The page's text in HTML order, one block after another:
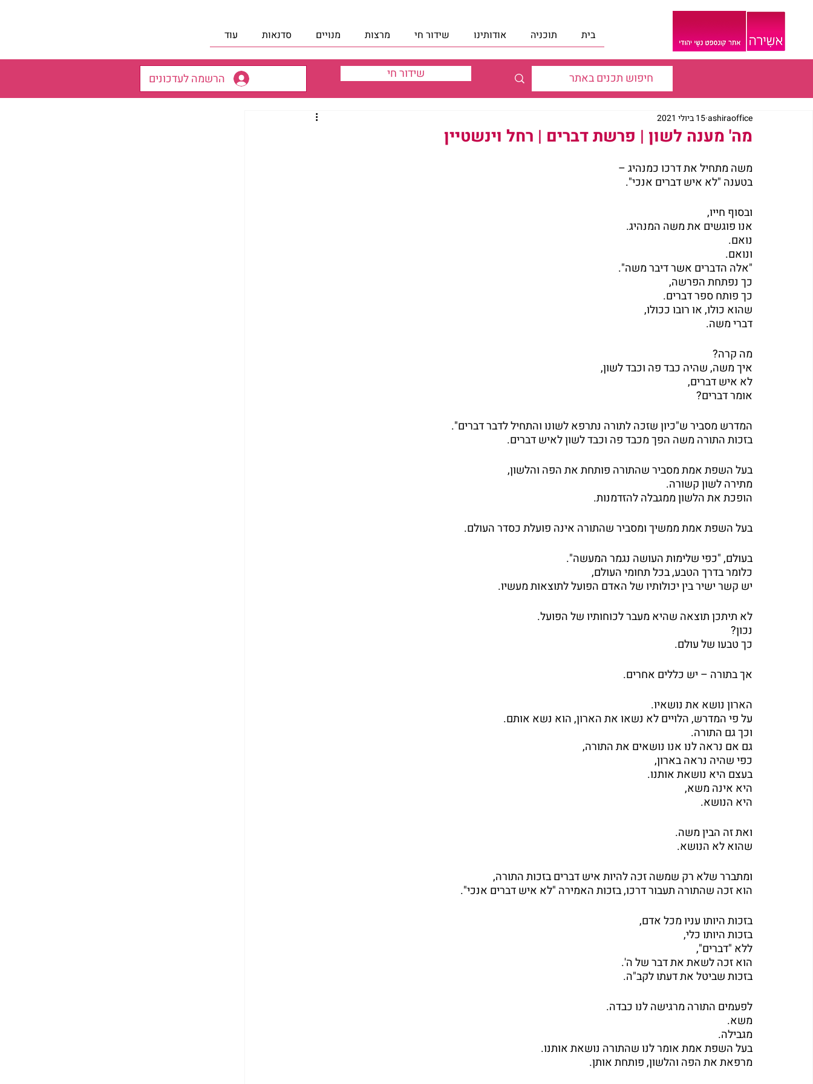
בית תוכניה אודותינו שידור חי מרצות מנויים סדנאות עוד
הרשמה לעדכונים שידור חי
מה' מענה לשון | פרשת דברים | רחל וינשטיין
ashiraoffice15 ביולי 2021
משה מתחיל את דרכו כמנהיג –
בטענה "לא איש דברים אנכי".
ובסוף חייו,
אנו פוגשים את משה המנהיג.
נואם.
ונואם.
"אלה הדברים אשר דיבר משה".
כך נפתחת הפרשה,
כך פותח ספר דברים.
שהוא כולו, או רובו ככולו,
דברי משה.
מה קרה?
איך משה, שהיה כבד פה וכבד לשון,
לא איש דברים,
אומר דברים?
המדרש מסביר ש"כיון שזכה לתורה נתרפא לשונו והתחיל לדבר דברים".
בזכות התורה משה הפך מכבד פה וכבד לשון לאיש דברים.
בעל השפת אמת מסביר שהתורה פותחת את הפה והלשון,
מתירה לשון קשורה.
הופכת את הלשון ממגבלה להזדמנות.
בעל השפת אמת ממשיך ומסביר שהתורה אינה פועלת כסדר העולם.
בעולם, "כפי שלימות העושה נגמר המעשה".
כלומר בדרך הטבע, בכל תחומי העולם,
יש קשר ישיר בין יכולותיו של האדם הפועל לתוצאות מעשיו.
לא תיתכן תוצאה שהיא מעבר לכוחותיו של הפועל.
נכון?
כך טבעו של עולם.
אך בתורה – יש כללים אחרים.
הארון נושא את נושאיו.
על פי המדרש, הלויים לא נשאו את הארון, הוא נשא אותם.
וכך גם התורה.
גם אם נראה לנו אנו נושאים את התורה,
כפי שהיה נראה בארון,
בעצם היא נושאת אותנו.
היא אינה משא,
היא הנושא.
ואת זה הבין משה.
שהוא לא הנושא.
ומתברר שלא רק שמשה זכה להיות איש דברים בזכות התורה,
הוא זכה שהתורה תעבור דרכו, בזכות האמירה "לא איש דברים אנכי".
בזכות היותו עניו מכל אדם,
בזכות היותו כלי,
ללא "דברים",
הוא זכה לשאת את דבר של ה'.
בזכות שביטל את דעתו לקב"ה.
לפעמים התורה מרגישה לנו כבדה.
משא.
מגבילה.
בעל השפת אמת אומר לנו שהתורה נושאת אותנו.
מרפאת את הפה והלשון, פותחת אותן.